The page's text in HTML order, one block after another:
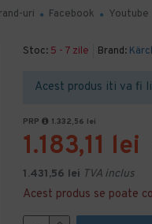
uri Facebook Youtube
Stoc: 5 - 7 zile Brand:
Acest produs iti va fi
PRP 1.332,56 lei
1.183,11 lei
1.431,56 lei TVA inclus
Acest produs se poate